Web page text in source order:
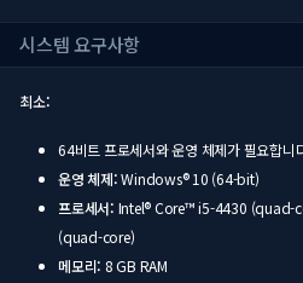
시스템 요구사항
최소:
64비트 프로세서와 운영 체제가 필요합니
운영 체제:Windows® 10 (64-bit)
프로세서: Intel® Core™ i5-4430 (quad-
(quad-core)
메모리: 8 GB RAM